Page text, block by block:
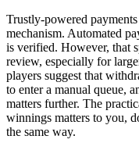
Trustly-powered
mechanism. Automated
is verified. However, that
review, especially for
players suggest that
to enter a manual queue,
matters further. The
winnings matters to you,
the same way.